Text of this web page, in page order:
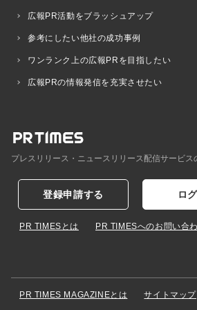
広報PR活動をブラッシュアップ
参考にしたい他社の成功事例
ワンランク上の広報PRを目指したい
広報PRの情報発信を充実させたい
プレスリリース・ニュースリリース配信サービス
登録申請する ロ
PR TIMESとは PR TIMESへのお問い合
PR TIMES MAGAZINEとは サイトマップ